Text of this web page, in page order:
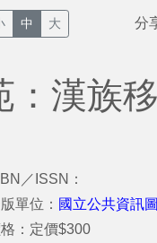
中 大 分
：漢族
／ISSN：
單位： 國立公共資訊
：定價$300